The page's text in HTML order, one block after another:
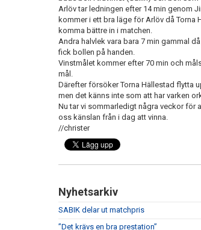
Arlöv tar ledningen efter 14 min genom
kommer i ett bra läge för Arlöv då
komma bättre in i matchen.
Andra halvlek vara bara 7 min gammal
fick bollen på handen.
Vinstmålet kommer efter 70 min och
mål.
Därefter försöker Torna Hällestad flytta
men det känns inte som att har varken
Nu tar vi sommarledigt några veckor för
oss känslan från i dag att vinna.
//christer
Nyhetsarkiv
SABIK delar ut matchpris
”Det krävs en bra prestation”